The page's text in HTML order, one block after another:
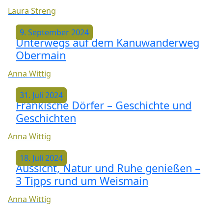
Laura Streng
9. September 2024
Unterwegs auf dem Kanuwanderweg
Obermain
Anna Wittig
31. Juli 2024
Fränkische Dörfer – Geschichte und
Geschichten
Anna Wittig
18. Juli 2024
Aussicht, Natur und Ruhe genießen –
3 Tipps rund um Weismain
Anna Wittig